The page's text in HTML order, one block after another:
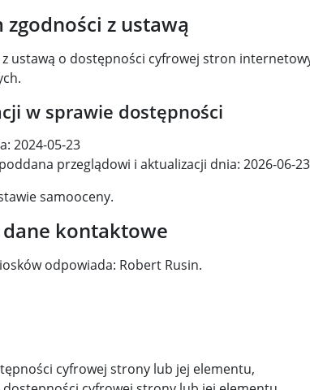
z ustawą
z ustawą o dostępności cyfrowej stron
w sprawie dostępności
2024-05-23
przeglądowi i aktualizacji dnia: 2026-06-23
samooceny.
kontaktowe
odpowiada: Robert Rusin.
cyfrowej strony lub jej elementu,